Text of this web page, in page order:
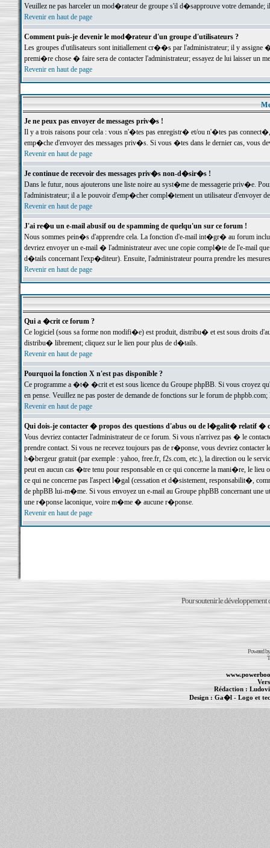
Veuillez ne pas harceler un mod�rateur de groupe s'il d�sapprouve votre demande;
Revenir en haut de page
Comment puis-je devenir le mod�rateur d'un groupe d'utilisateurs ?
Les groupes d'utilisateurs sont initiallement cr��s par l'administrateur; il y
premi�re chose � faire sera de contacter l'administrateur; essayez de lui laisser un
Revenir en haut de page
Je ne peux pas envoyer de messages priv�s !
Il y a trois raisons pour cela : vous n'�tes pas enregistr� et/ou n'�tes pas
emp�che d'envoyer des messages priv�s. Si vous �tes dans le dernier cas, vous
Revenir en haut de page
Je continue de recevoir des messages priv�s non-d�sir�s !
Dans le futur, nous ajouterons une liste noire au syst�me de messagerie priv�e.
l'administrateur; il a le pouvoir d'emp�cher compl�tement un utilisateur d'envoyer
Revenir en haut de page
J'ai re�u un e-mail abusif ou de spamming de quelqu'un sur ce forum !
Nous sommes pein�s d'apprendre cela. La fonction d'e-mail int�gr� au forum inclut
devriez envoyer un e-mail � l'administrateur avec une copie compl�te de l'e-mail
d�tails concernant l'exp�diteur). Ensuite, l'administrateur pourra prendre les
Revenir en haut de page
Qui a �crit ce forum ?
Ce logiciel (sous sa forme non modifi�e) est produit, distribu� et est sous droits
distribu� librement; cliquez sur le lien pour plus de d�tails.
Revenir en haut de page
Pourquoi la fonction X n'est pas disponible ?
Ce programme a �t� �crit et est sous licence du Groupe phpBB. Si vous croyez
en pense. Veuillez ne pas poster de demande de fonctions sur le forum de
Revenir en haut de page
Qui dois-je contacter � propos des questions d'abus ou de l�galit� relatif �
Vous devriez contacter l'administrateur de ce forum. Si vous n'arrivez pas � le
prendre contact. Si vous ne recevez toujours pas de r�ponse, vous devriez
h�bergeur gratuit (par exemple : yahoo, free.fr, f2s.com, etc.), la direction ou le
peut en aucun cas �tre tenu pour responsable en ce qui concerne la mani�re, le
ce qui ne concerne pas l'aspect l�gal (cessation et d�sistement, responsabilit�,
de phpBB lui-m�me. Si vous envoyez un e-mail au Groupe phpBB concernant une
une r�ponse laconique, voire m�me � aucune r�ponse.
Revenir en haut de page
Pour soutenir le développement
Powered
Rédaction :
Design :Ga�l- Logo et
Informations :